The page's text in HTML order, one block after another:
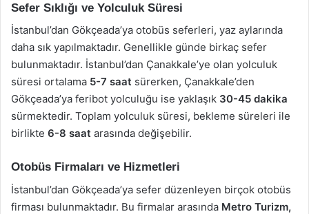
Sefer Sıklığı ve Yolculuk Süresi
İstanbul’dan Gökçeada’ya otobüs seferleri, yaz aylarında
daha sık yapılmaktadır. Genellikle günde birkaç sefer
bulunmaktadır. İstanbul’dan Çanakkale’ye olan yolculuk
süresi ortalama 5-7 saat sürerken, Çanakkale’den
Gökçeada’ya feribot yolculuğu ise yaklaşık 30-45 dakika
sürmektedir. Toplam yolculuk süresi, bekleme süreleri ile
birlikte 6-8 saat arasında değişebilir.
Otobüs Firmaları ve Hizmetleri
İstanbul’dan Gökçeada’ya sefer düzenleyen birçok otobüs
firması bulunmaktadır. Bu firmalar arasında Metro Turizm,